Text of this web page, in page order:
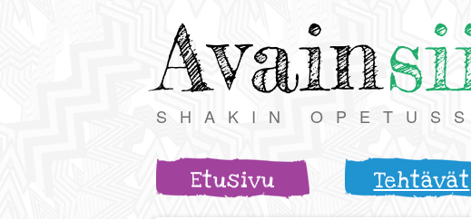
Avain
SHAKIN
Etusivu Tehtävät